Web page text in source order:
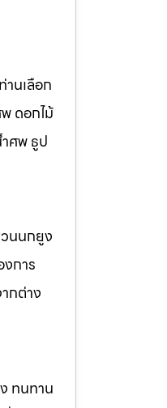
นเลือก
ดอกไม้
ศพ ธูป
นนกยูง
การ
กต่าง
ทนทาน